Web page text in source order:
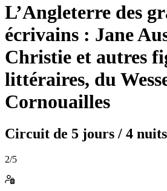
L’Angleterre des
écrivains : Jane
Christie et autres
littéraires, du
Cornouailles
Circuit de 5 jours / 4 nuits
2/5